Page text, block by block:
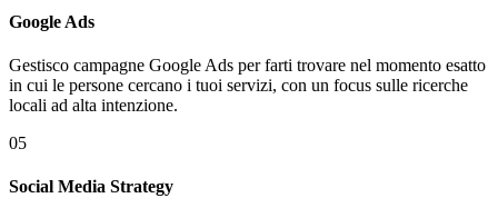
Google Ads
Gestisco campagne Google Ads per farti trovare nel momento esatto
in cui le persone cercano i tuoi servizi, con un focus sulle ricerche
locali ad alta intenzione.
05
Social Media Strategy